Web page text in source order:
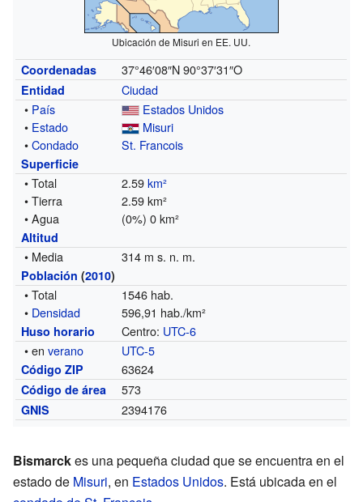
Ubicación de Misuri en EE. UU.
Coordenadas 37°46′08″N 90°37′31″O
Entidad
Ciudad
• País
Estados Unidos
• Estado
Misuri
•Condado St. Francois
Superficie
• Total 2.59km²
• Tierra
2.59 km²
• Agua
(0%) 0 km²
Altitud
• Media 314 m s. n. m.
Población (2010)
• Total
1546 hab.
• Densidad 596,91 hab./km²
Huso horario Centro: UTC-6
• enverano UTC-5
Código ZIP 63624
Código de área 573
GNIS 2394176
Bismarckes una pequeña ciudad que se encuentra en el
estado de Misuri, en Estados Unidos. Está ubicada en el